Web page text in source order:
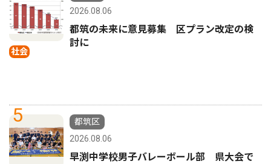
社会
2026.08.06
都筑の未来に意見募集 区プラン改定の検
討に
5
都筑区
2026.08.06
早渕中学校男子バレーボール部 県大会で